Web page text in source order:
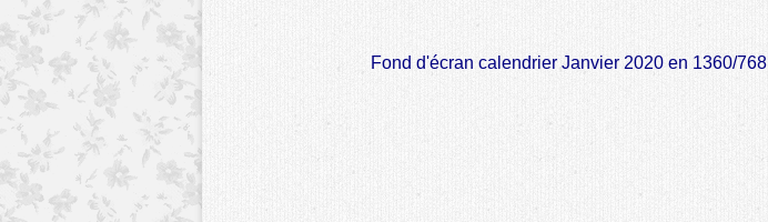
Fond d'écran calendrier Janvier 2020 en 1360/768